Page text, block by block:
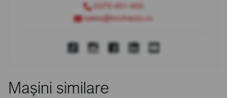
0374 451 400
sales@bcchauto.ro
Mașini similare